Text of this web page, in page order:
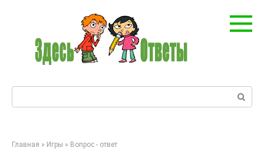
Поиск:
Главная » Игры » Вопрос - ответ